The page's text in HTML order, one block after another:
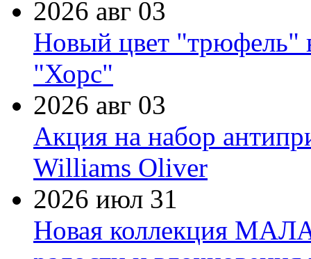
2026 авг 03
Новый цвет "трюфель"
"Хорс"
2026 авг 03
Акция на набор
Williams Oliver
2026 июл 31
Новая коллекция